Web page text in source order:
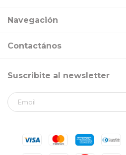
Navegación
Contactános
Suscribite al newsletter